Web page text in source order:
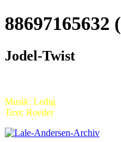
88697165632
Jodel-Twist
Musik: Ledig
Text: Roeder